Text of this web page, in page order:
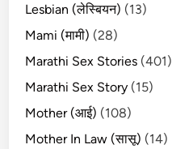
Lesbian (लेस्बियन) (13)
Mami (मामी) (28)
Marathi Sex Stories (401)
Marathi Sex Story (15)
Mother (आई) (108)
Mother In Law (सासू) (14)